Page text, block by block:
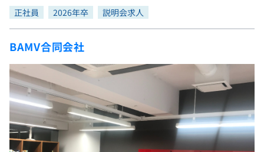
インターン
新卒エージェント
イベント・セミナー
インタビュー
就活成功ガイド
問題集
4択課題
ナレッジ
リファレンス
プラン
プログラミング言語
評価結果一覧
再チャレンジ結果一覧
ゲーム・マンガ
Tech Team Journal
paiza times
note
paizaとは？
正社員 2026年卒 説明会求人
BAMV合同会社